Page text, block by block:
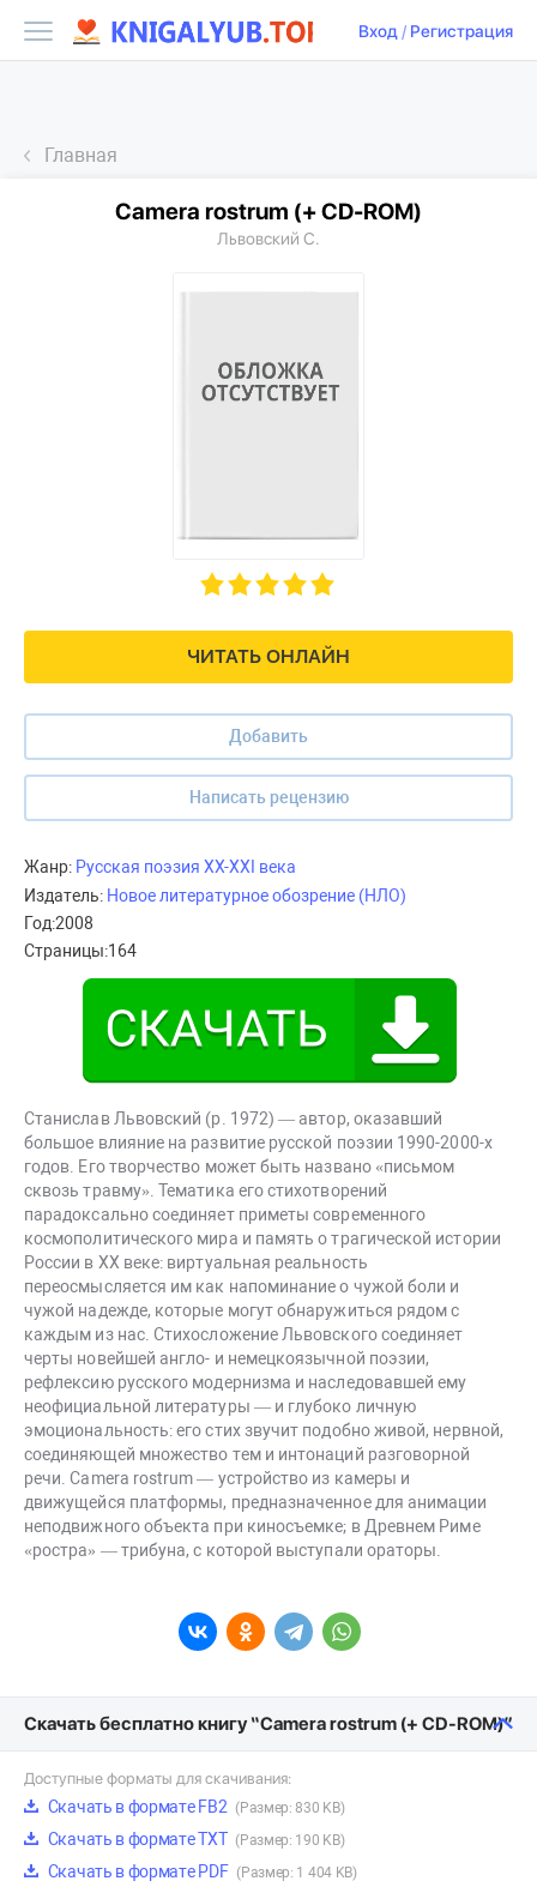
Вход/ Регистрация
Главная
ЧИТАТЬ ОНЛАЙН
Добавить
Написать рецензию
Camera rostrum (+ CD-ROM)
Львовский С.
Жанр: Русская поэзия XX-XXI века
Издатель: Новое литературное обозрение (НЛО)
Год:2008
Страницы:164
Станислав Львовский (р. 1972) — автор, оказавший
большое влияние на развитие русской поэзии 1990-2000-х
годов. Его творчество может быть названо «письмом
сквозь травму». Тематика его стихотворений
парадоксально соединяет приметы современного
космополитического мира и память о трагической истории
России в XX веке: виртуальная реальность
переосмысляется им как напоминание о чужой боли и
чужой надежде, которые могут обнаружиться рядом с
каждым из нас. Стихосложение Львовского соединяет
черты новейшей англо- и немецкоязычной поэзии,
рефлексию русского модернизма и наследовавшей ему
неофициальной литературы — и глубоко личную
эмоциональность: его стих звучит подобно живой, нервной,
соединяющей множество тем и интонаций разговорной
речи. Camera rostrum — устройство из камеры и
движущейся платформы, предназначенное для анимации
неподвижного объекта при киносъемке; в Древнем Риме
«ростра» — трибуна, с которой выступали ораторы.
Скачать бесплатно книгу “Camera rostrum (+ CD-ROM)”
Доступные форматы для скачивания:
Скачать в формате FB2 (Размер: 830 KB)
Скачать в формате TXT (Размер: 190 KB)
Скачать в формате PDF (Размер: 1 404 KB)